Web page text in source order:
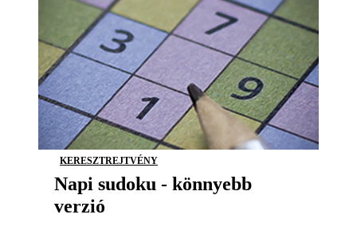
KERESZTREJTVÉNY
Napi sudoku - könnyebb
verzió